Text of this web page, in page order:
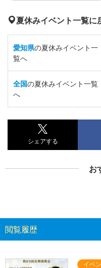
夏休みイベント一覧に
愛知県の夏休みイベント一
覧へ
全国の夏休みイベント一覧
へ
シェアする
お
閲覧履歴